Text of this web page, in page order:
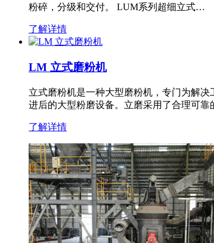
粉碎，分级和交付。 LUM系列超细立式…
了解详情
LM 立式磨粉机
立式磨粉机是一种大型磨粉机，专门为解
进后的大型粉磨设备。立磨采用了合理可
了解详情